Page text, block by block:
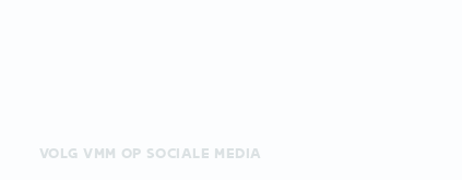
VOLG VMM OP SOCIALE MEDIA